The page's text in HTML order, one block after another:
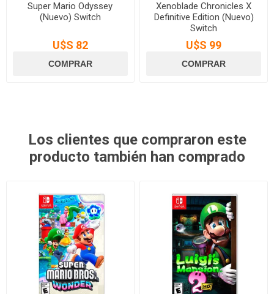
Super Mario Odyssey
(Nuevo) Switch
U$S 82
Xenoblade Chronicles X
Definitive Edition (Nuevo)
Switch
U$S 99
Los clientes que compraron este
producto también han comprado